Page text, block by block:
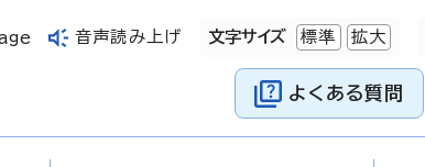
音声読み上げ 文字サイズ 標準 拡大
よくある質問